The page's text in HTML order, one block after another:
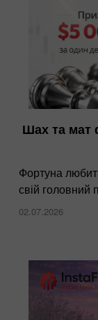
ринку
Шах та мат
Фортуна
свій головний
02.07.2026